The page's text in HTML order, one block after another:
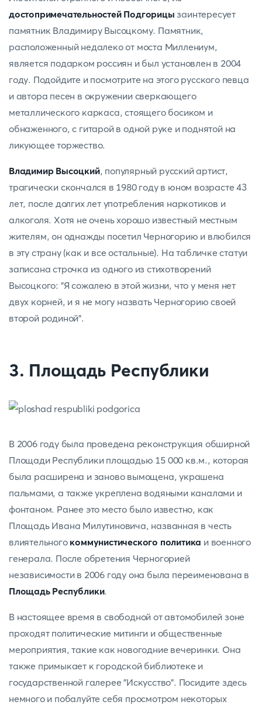
достопримечательностей Подгорицы заинтересует
памятник Владимиру Высоцкому. Памятник,
расположенный недалеко от моста Миллениум,
является подарком россиян и был установлен в 2004
году. Подойдите и посмотрите на этого русского певца
и автора песен в окружении сверкающего
металлического каркаса, стоящего босиком и
обнаженного, с гитарой в одной руке и поднятой на
ликующее торжество.
Владимир Высоцкий, популярный русский артист,
трагически скончался в 1980 году в юном возрасте 43
лет, после долгих лет употребления наркотиков и
алкоголя. Хотя не очень хорошо известный местным
жителям, он однажды посетил Черногорию и влюбился
в эту страну (как и все остальные). На табличке статуи
записана строчка из одного из стихотворений
Высоцкого: "Я сожалею в этой жизни, что у меня нет
двух корней, и я не могу назвать Черногорию своей
второй родиной".
3. Площадь Республики
В 2006 году была проведена реконструкция обширной
Площади Республики площадью 15 000 кв.м., которая
была расширена и заново вымощена, украшена
пальмами, а также укреплена водяными каналами и
фонтаном. Ранее это место было известно, как
Площадь Ивана Милутиновича, названная в честь
влиятельногокоммунистического политика и военного
генерала. После обретения Черногорией
независимости в 2006 году она была переименована в
Площадь Республики.
В настоящее время в свободной от автомобилей зоне
проходят политические митинги и общественные
мероприятия, такие как новогодние вечеринки. Она
также примыкает к городской библиотеке и
государственной галерее "Искусство". Посидите здесь
немного и побалуйте себя просмотром некоторых